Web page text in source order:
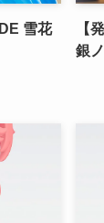
雪花
【
銀